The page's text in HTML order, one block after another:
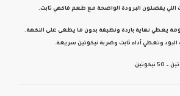
يفضلون البرودة الواضحة مع طعم فاكهي ثابت.
يعطي نهاية باردة ونظيفة بدون ما يطغى على النكهة.
وتعطي أداء ثابت وضربة نيكوتين سريعة.
.